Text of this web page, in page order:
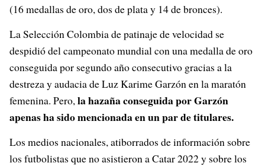
(16 medallas de oro, dos de plata y 14 de bronces).
La Selección Colombia de patinaje de velocidad se
despidió del campeonato mundial con una medalla de oro
conseguida por segundo año consecutivo gracias a la
destreza y audacia de Luz Karime Garzón en la maratón
femenina. Pero,la hazaña conseguida por Garzón
apenas ha sido mencionada en un par de titulares.
Los medios nacionales, atiborrados de información sobre
los futbolistas que no asistieron a Catar 2022 y sobre los